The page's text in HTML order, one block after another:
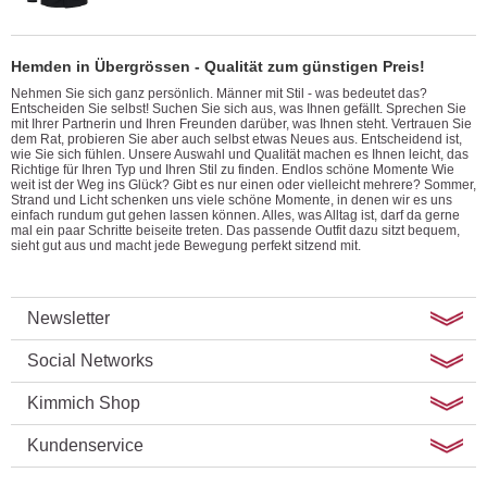
Hemden in Übergrössen - Qualität zum günstigen Preis!
Nehmen Sie sich ganz persönlich. Männer mit Stil - was bedeutet das?
Entscheiden Sie selbst! Suchen Sie sich aus, was Ihnen gefällt. Sprechen Sie
mit Ihrer Partnerin und Ihren Freunden darüber, was Ihnen steht. Vertrauen Sie
dem Rat, probieren Sie aber auch selbst etwas Neues aus. Entscheidend ist,
wie Sie sich fühlen. Unsere Auswahl und Qualität machen es Ihnen leicht, das
Richtige für Ihren Typ und Ihren Stil zu finden. Endlos schöne Momente Wie
weit ist der Weg ins Glück? Gibt es nur einen oder vielleicht mehrere? Sommer,
Strand und Licht schenken uns viele schöne Momente, in denen wir es uns
einfach rundum gut gehen lassen können. Alles, was Alltag ist, darf da gerne
mal ein paar Schritte beiseite treten. Das passende Outfit dazu sitzt bequem,
sieht gut aus und macht jede Bewegung perfekt sitzend mit.
Newsletter
Social Networks
Kimmich Shop
Kundenservice